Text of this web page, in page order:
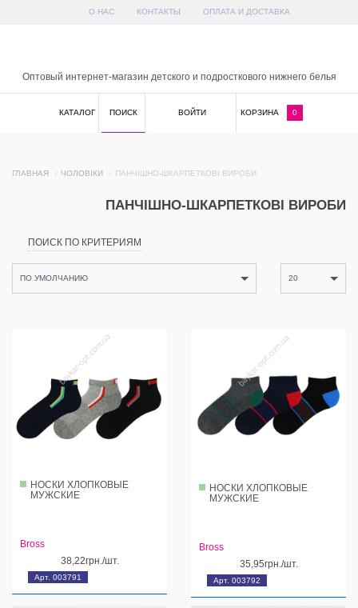
О НАС КОНТАКТЫ ОПЛАТА И ДОСТАВКА
x
Оптовый интернет-магазин детского и подросткового нижнего белья
КАТАЛОГ ПОИСК ВОЙТИ КОРЗИНА 0
ГЛАВНАЯ ЧОЛОВІКИ ПАНЧІШНО-ШКАРПЕТКОВІ ВИРОБИ
ПАНЧІШНО-ШКАРПЕТКОВІ ВИРОБИ
ПОИСК ПО КРИТЕРИЯМ
ПО УМОЛЧАНИЮ 20
Арт. 003791
НОСКИ ХЛОПКОВЫЕ
МУЖСКИЕ
Bross
38,22грн./шт.
Арт. 003792
НОСКИ ХЛОПКОВЫЕ
МУЖСКИЕ
Bross
35,95грн./шт.